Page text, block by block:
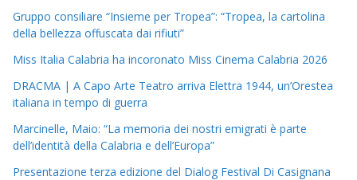
Gruppo consiliare “Insieme per Tropea”: “Tropea, la cartolina
della bellezza offuscata dai rifiuti”
Miss Italia Calabria ha incoronato Miss Cinema Calabria 2026
DRACMA | A Capo Arte Teatro arriva Elettra 1944, un’Orestea
italiana in tempo di guerra
Marcinelle, Maio: “La memoria dei nostri emigrati è parte
dell’identità della Calabria e dell’Europa”
Presentazione terza edizione del Dialog Festival Di Casignana